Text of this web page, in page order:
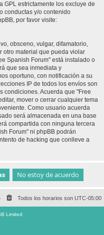
GPL estrictamente los excluye de
conductas y/o contenido
por favor visite:
obsceno, vulgar, difamatorio,
otro material que pueda violar
Spanish Forum" está instalado o
que sea inmediata y
oportuno, con notificación a su
IP de todos los envíos son
condiciones. Acuerda que "Free
mover o cerrar cualquier tema
Como usuario acuerda
será almacenada en una base
compartida con ninguna tercera
Forum" ni phpBB podrán
de hacking que conlleve a
Todos los horarios son UTC-05:00
Limited